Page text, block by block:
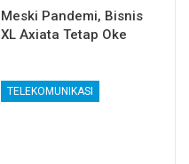
Meski Pandemi, Bisnis
XL Axiata Tetap Oke
TELEKOMUNIKASI